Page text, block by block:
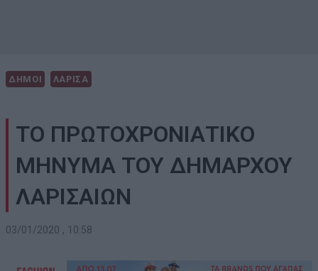
ΔΗΜΟΙ ΛΑΡΙΣΑ
ΤΟ ΠΡΩΤΟΧΡΟΝΙΑΤΙΚΟ
ΜΗΝΥΜΑ ΤΟΥ ΔΗΜΑΡΧΟΥ
ΛΑΡΙΣΑΙΩΝ
03/01/2020 , 10:58